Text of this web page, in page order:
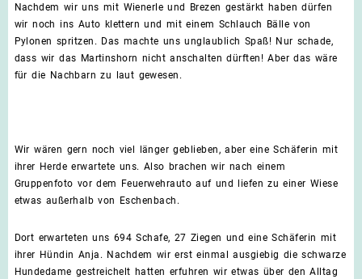
Nachdem wir uns mit Wienerle und Brezen gestärkt haben dürfen
wir noch ins Auto klettern und mit einem Schlauch Bälle von
Pylonen spritzen. Das machte uns unglaublich Spaß! Nur schade,
dass wir das Martinshorn nicht anschalten dürften! Aber das wäre
für die Nachbarn zu laut gewesen.
Wir wären gern noch viel länger geblieben, aber eine Schäferin mit
ihrer Herde erwartete uns. Also brachen wir nach einem
Gruppenfoto vor dem Feuerwehrauto auf und liefen zu einer Wiese
etwas außerhalb von Eschenbach.
Dort erwarteten uns 694 Schafe, 27 Ziegen und eine Schäferin mit
ihrer Hündin Anja. Nachdem wir erst einmal ausgiebig die schwarze
Hundedame gestreichelt hatten erfuhren wir etwas über den Alltag